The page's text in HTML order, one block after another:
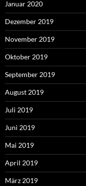
Januar 2020
Dezember 2019
November 2019
Oktober 2019
September 2019
August 2019
Juli 2019
Juni 2019
Mai 2019
April 2019
März 2019